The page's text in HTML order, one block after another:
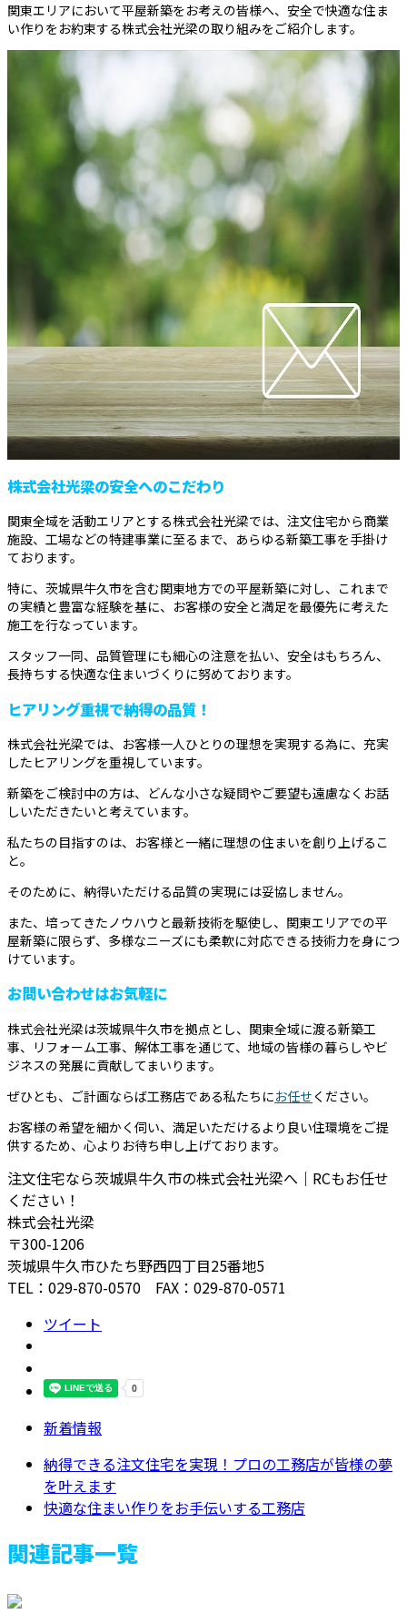
関東エリアにおいて平屋新築をお考えの皆様へ、安全で快適な住ま
い作りをお約束する株式会社光梁の取り組みをご紹介します。
株式会社光梁の安全へのこだわり
関東全域を活動エリアとする株式会社光梁では、注文住宅から商業
施設、工場などの特建事業に至るまで、あらゆる新築工事を手掛け
ております。
特に、茨城県牛久市を含む関東地方での平屋新築に対し、これまで
の実績と豊富な経験を基に、お客様の安全と満足を最優先に考えた
施工を行なっています。
スタッフ一同、品質管理にも細心の注意を払い、安全はもちろん、
長持ちする快適な住まいづくりに努めております。
ヒアリング重視で納得の品質！
株式会社光梁では、お客様一人ひとりの理想を実現する為に、充実
したヒアリングを重視しています。
新築をご検討中の方は、どんな小さな疑問やご要望も遠慮なくお話
しいただきたいと考えています。
私たちの目指すのは、お客様と一緒に理想の住まいを創り上げるこ
と。
そのために、納得いただける品質の実現には妥協しません。
また、培ってきたノウハウと最新技術を駆使し、関東エリアでの平
屋新築に限らず、多様なニーズにも柔軟に対応できる技術力を身につ
けています。
お問い合わせはお気軽に
株式会社光梁は茨城県牛久市を拠点とし、関東全域に渡る新築工
事、リフォーム工事、解体工事を通じて、地域の皆様の暮らしやビ
ジネスの発展に貢献してまいります。
ぜひとも、ご計画ならば工務店である私たちにお任せ ください。
お客様の希望を細かく伺い、満足いただけるより良い住環境をご提
供するため、心よりお待ち申し上げております。
注文住宅なら茨城県牛久市の株式会社光梁へ｜RCもお任せ
ください！
株式会社光梁
〒300-1206
茨城県牛久市ひたち野西四丁目25番地5
TEL：029-870-0570 FAX：029-870-0571
ツイート
新着情報
納得できる注文住宅を実現！プロの工務店が皆様の夢
を叶えます
快適な住まい作りをお手伝いする工務店
関連記事一覧